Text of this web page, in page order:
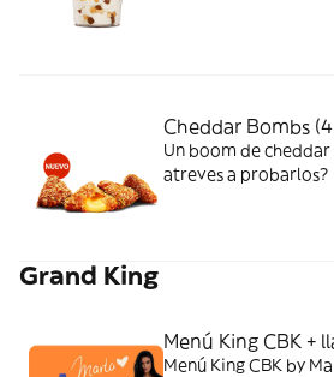
Cheddar Bombs
Un boom de
atreves a probarlos?
Grand King
Menú King CBK +
Menú King CBK by